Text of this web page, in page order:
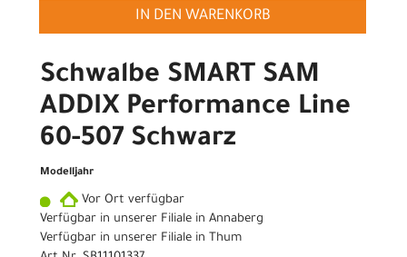
IN DEN WARENKORB
Schwalbe SMART SAM
ADDIX Performance Line
60-507 Schwarz
Modelljahr
Vor Ort verfügbar
Verfügbar in unserer Filiale in Annaberg
Verfügbar in unserer Filiale in Thum